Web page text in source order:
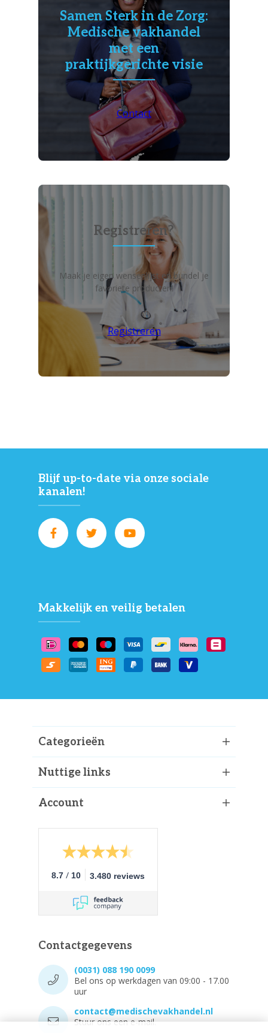
Samen Sterk in de Zorg:
Medische vakhandel
met een
praktijkgerichte visie
Contact
Registreren?
Maak je eigen wensenlijst en bundel je
favoriete producten!
Registreren
Blijf up-to-date via onze sociale
kanalen!
Makkelijk en veilig betalen
Categorieën
Nuttige links
Account
8.7 / 10 3.480 reviews
Contactgegevens
(0031) 088 190 0099
Bel ons op werkdagen van 09:00 - 17.00
uur
contact@medischevakhandel.nl
Stuur ons een e-mail.